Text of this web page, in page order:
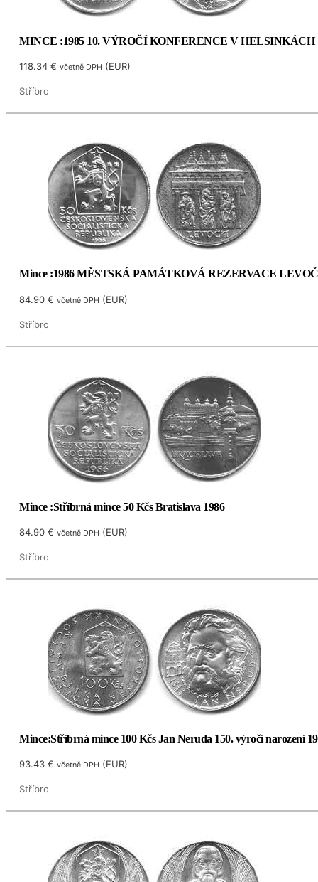
MINCE :1985 10. VÝROČÍ KONFERENCE V HELSINKÁCH
118.34€ včetně DPH (EUR)
Stříbro
Mince :1986 MĚSTSKÁ PAMÁTKOVÁ REZERVACE
84.90€ včetně DPH (EUR)
Stříbro
Mince :Stříbrná mince 50 Kčs Bratislava 1986
84.90€ včetně DPH (EUR)
Stříbro
Mince:Stříbrná mince 100 Kčs Jan Neruda 150. výročí narození
93.43€ včetně DPH (EUR)
Stříbro